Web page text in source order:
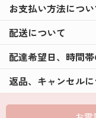
お支払い方法につい
配送について
配達希望日、時間
返品、キャンセル